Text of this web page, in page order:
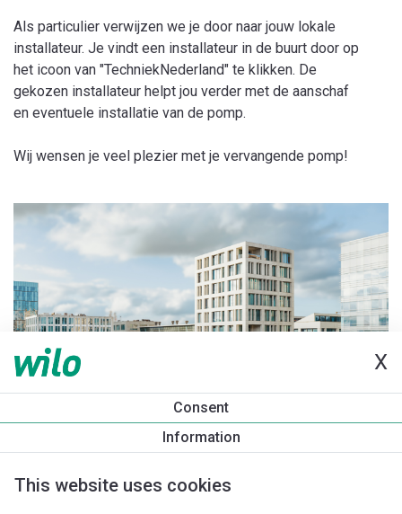
X
Consent
Information
This website uses cookies
Als particulier verwijzen we je door naar jouw lokale
installateur. Je vindt een installateur in de buurt door op
het icoon van "TechniekNederland" te klikken. De
gekozen installateur helpt jou verder met de aanschaf
en eventuele installatie van de pomp.
Wij wensen je veel plezier met je vervangende pomp!